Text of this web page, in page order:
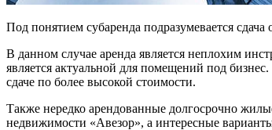
Под понятием субаренда подразумевается
В данном случае аренда является неплохим
является актуальной для помещений под
сдаче по более высокой стоимости.
Также нередко арендованные долгосрочно
недвижимости «Авезор», а интересные